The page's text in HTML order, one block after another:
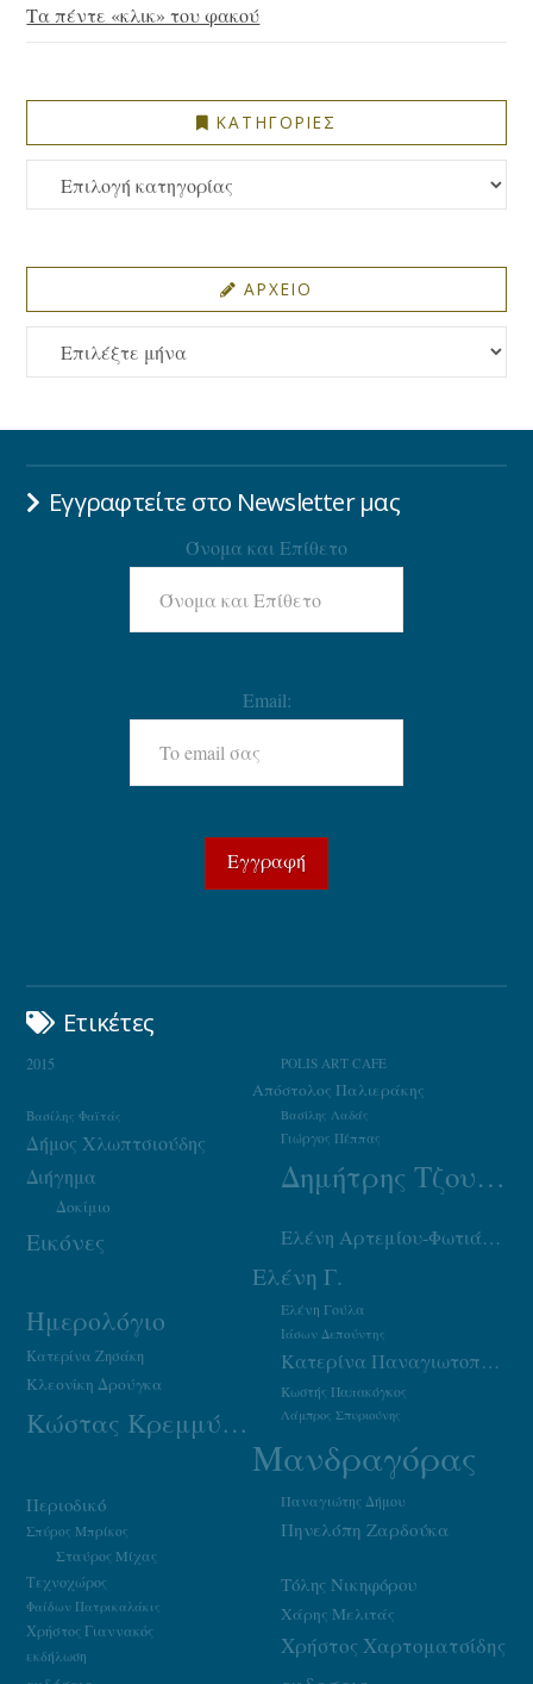
Τα πέντε «κλικ» του φακού
ΚΑΤΗΓΟΡΙΕΣ
ΚΑΤΗΓΟΡΙΕΣ
ΑΡΧΕΙΟ
ΑΡΧΕΙΟ
Εγγραφτείτε στο Newsletter μας
Όνομα και Επίθετο
Email:
Ετικέτες
2015 POLIS ART CAFE
Απόστολος Παλιεράκης
Βασίλης Λαδάς
Βασίλης Φαϊτάς
Γιώργος Πέππας
Δήμος Χλωπτσιούδης
Δημήτρης Τζουμάκας
Διήγημα
Δοκίμιο
Εικόνες Ελένη Αρτεμίου-Φωτιάδου
Ελένη Γ.
Ελένη Γούλα
Ημερολόγιο Ιάσων Δεπούντης
Κατερίνα Ζησάκη Κατερίνα Παναγιωτοπούλου
Κλεονίκη Δρούγκα Κωστής Παπακόγκος
Κώστας Κρεμμύδας Λάμπρος Σπυριούνης
Μανδραγόρας
Παναγιώτης Δήμου
Περιοδικό
Πηνελόπη Ζαρδούκα
Σπύρος Μπρίκος
Σταύρος Μίχας
Τεχνοχώρος
Τόλης Νικηφόρου
Φαίδων Πατρικαλάκις Χάρης Μελιτάς
Χρήστος Γιαννακός
Χρήστος Χαρτοματσίδης
εκδήλωση